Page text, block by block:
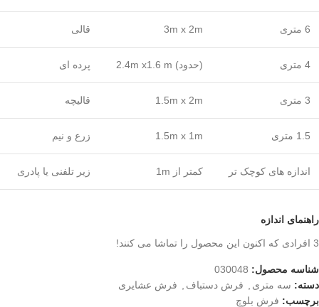
6 متری 3m x 2m قالی
4 متری (حدود) 2.4m x1.6 m پرده ای
3 متری 1.5m x 2m قالیچه
1.5 متری 1.5m x 1m زرع و نیم
اندازه های کوچک تر کمتر از 1m زیر تلفنی یا پادری
راهنمای اندازه
3 افرادی که اکنون این محصول را تماشا می کنند!
شناسه محصول: 030048
دسته: سه متری فرش دستباف
فرش عشایری
برچسب: فرش بلوچ